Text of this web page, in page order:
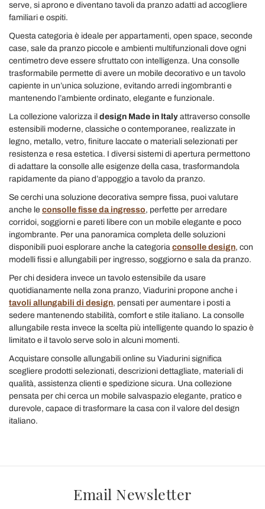
serve, si aprono e diventano tavoli da pranzo adatti ad accogliere
familiari e ospiti.
Questa categoria è ideale per appartamenti, open space, seconde
case, sale da pranzo piccole e ambienti multifunzionali dove ogni
centimetro deve essere sfruttato con intelligenza. Una consolle
trasformabile permette di avere un mobile decorativo e un tavolo
capiente in un’unica soluzione, evitando arredi ingombranti e
mantenendo l’ambiente ordinato, elegante e funzionale.
La collezione valorizza il design Made in Italy attraverso consolle
estensibili moderne, classiche o contemporanee, realizzate in
legno, metallo, vetro, finiture laccate o materiali selezionati per
resistenza e resa estetica. I diversi sistemi di apertura permettono
di adattare la consolle alle esigenze della casa, trasformandola
rapidamente da piano d’appoggio a tavolo da pranzo.
Se cerchi una soluzione decorativa sempre fissa, puoi valutare
anche le consolle fisse da ingresso, perfette per arredare
corridoi, soggiorni e pareti libere con un mobile elegante e poco
ingombrante. Per una panoramica completa delle soluzioni
disponibili puoi esplorare anche la categoria consolle design, con
modelli fissi e allungabili per ingresso, soggiorno e sala da pranzo.
Per chi desidera invece un tavolo estensibile da usare
quotidianamente nella zona pranzo, Viadurini propone anche i
tavoli allungabili di design, pensati per aumentare i posti a
sedere mantenendo stabilità, comfort e stile italiano. La consolle
allungabile resta invece la scelta più intelligente quando lo spazio è
limitato e il tavolo serve solo in alcuni momenti.
Acquistare consolle allungabili online su Viadurini significa
scegliere prodotti selezionati, descrizioni dettagliate, materiali di
qualità, assistenza clienti e spedizione sicura. Una collezione
pensata per chi cerca un mobile salvaspazio elegante, pratico e
durevole, capace di trasformare la casa con il valore del design
italiano.
Email Newsletter